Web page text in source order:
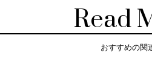
Read
おすすめの関